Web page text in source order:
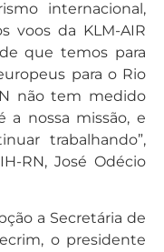
internacional,
voos da KLM-AIR
que temos para
para o Rio
não tem medido
a nossa missão, e
trabalhando”,
RN, José Odécio
a Secretária de
o presidente